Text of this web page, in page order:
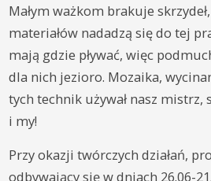
Małym ważkom brakuje
materiałów nadadzą się do tej
mają gdzie pływać, więc
dla nich jezioro. Mozaika,
tych technik używał nasz
i my!
Przy okazji twórczych działań,
odbywający się w dniach 26.06-